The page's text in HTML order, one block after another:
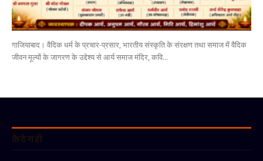
गाजियाबाद। वैदिक धर्म के प्रचार-प्रसार, भारतीय संस्कृति के संरक्षण तथा समाज में वैदिक
जीवन मूल्यों के जागरण के उद्देश्य से आर्य समाज मंदिर, कवि...
कैटेगरी